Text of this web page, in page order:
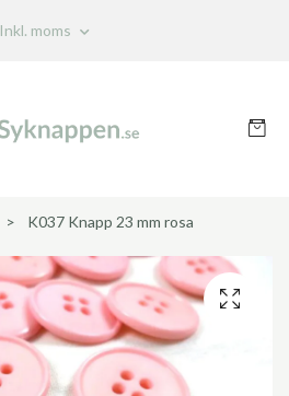
Inkl. moms
K037 Knapp 23 mm rosa